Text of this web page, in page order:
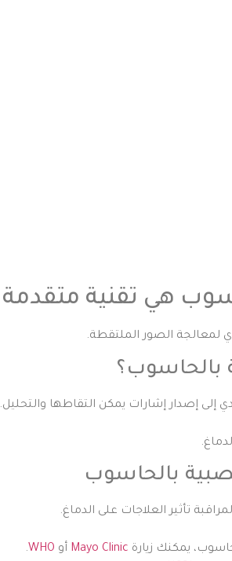
هي تقنية متقدمة
لمعالجة الصور الملتقطة.
بالحاسوب؟
إصدار إشارات يمكن التقاطها والتحليل.
بالحاسوب
تأثير العلاجات على الدماغ.
يمكنك زيارة Mayo Clinic أو WHO
.